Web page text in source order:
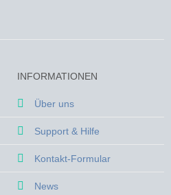
INFORMATIONEN
Über uns
Support & Hilfe
Kontakt-Formular
News